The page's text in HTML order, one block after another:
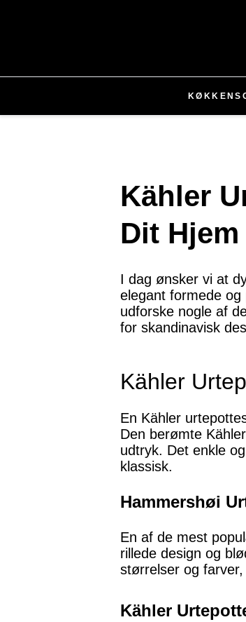
KØKKEN
Kähler
Dit Hjem
I dag ønsker vi at
elegant formede
udforske nogle af
for skandinavisk
Kähler
En Kähler
Den berømte
udtryk. Det enkle
klassisk.
Hammershøi
En af de mest
rillede design og
størrelser og
Kähler